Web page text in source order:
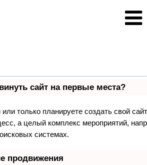
сайт на первые места?
только планируете создать свой
а целый комплекс мероприятий,
системах.
продвижения